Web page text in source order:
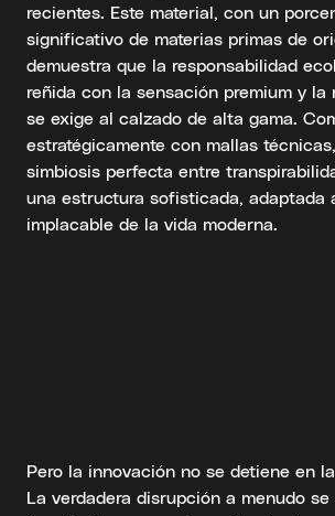
recientes. Este material, con un
significativo de materias primas de
demuestra que la responsabilidad
reñida con la sensación premium y la
se exige al calzado de alta gama.
estratégicamente con mallas
simbiosis perfecta entre
una estructura sofisticada, adaptada
implacable de la vida moderna.
Pero la innovación no se detiene en
La verdadera disrupción a menudo